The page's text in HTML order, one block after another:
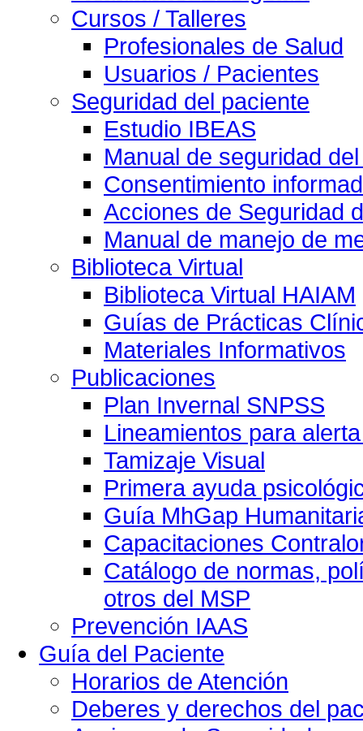
Cursos / Talleres
Profesionales de Salud
Usuarios / Pacientes
Seguridad del paciente
Estudio IBEAS
Manual de seguridad
Consentimiento
Acciones de Seguridad
Manual de manejo de
Biblioteca Virtual
Biblioteca Virtual HAIAM
Guías de Prácticas
Materiales Informativos
Publicaciones
Plan Invernal SNPSS
Lineamientos para
Tamizaje Visual
Primera ayuda
Guía MhGap
Capacitaciones
Catálogo de normas,
otros del MSP
Prevención IAAS
Guía del Paciente
Horarios de Atención
Deberes y derechos del